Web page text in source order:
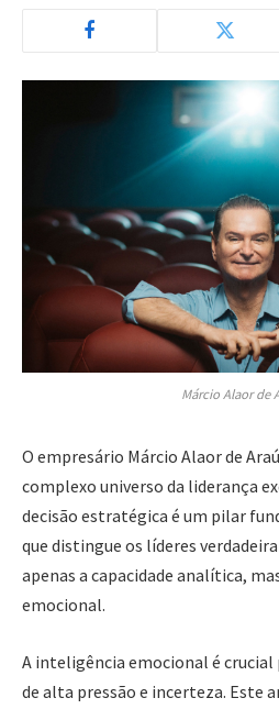
Márcio Alaor de
O empresário Márcio Alaor de
complexo universo da liderança
decisão estratégica é um pilar
que distingue os líderes
apenas a capacidade analítica,
emocional.
A inteligência emocional é crucial
de alta pressão e incerteza. Este